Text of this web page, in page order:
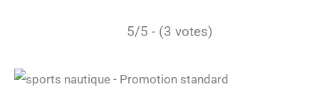
5/5 - (3 votes)